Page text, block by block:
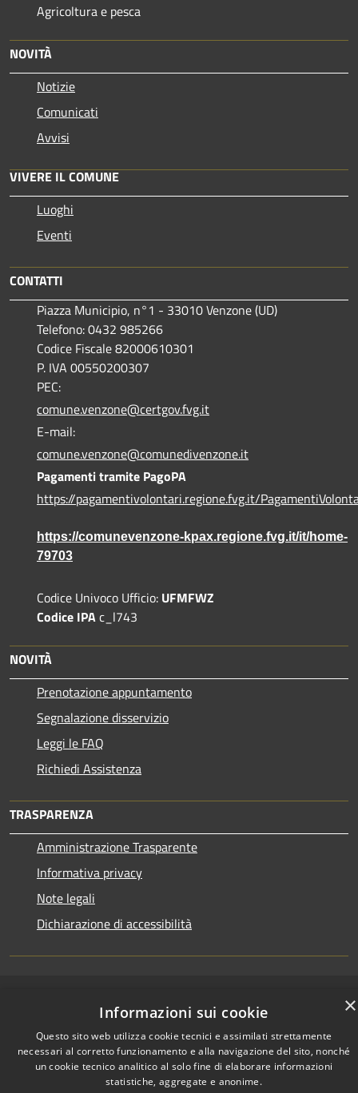
Agricoltura e pesca
NOVITÀ
Notizie
Comunicati
Avvisi
VIVERE IL COMUNE
Luoghi
Eventi
CONTATTI
Piazza Municipio, n°1 - 33010 Venzone (UD)
Telefono: 0432 985266
Codice Fiscale 82000610301
P. IVA 00550200307
PEC:
comune.venzone@certgov.fvg.it
E-mail:
comune.venzone@comunedivenzone.it
Pagamenti tramite PagoPA
https://pagamentivolontari.regione.fvg.it/
https://comunevenzone-kpax.regione.fvg.it/it/home-
79703
Codice Univoco Ufficio: UFMFWZ
Codice IPAc_l743
NOVITÀ
Prenotazione appuntamento
Segnalazione disservizio
Leggi le FAQ
Richiedi Assistenza
TRASPARENZA
Amministrazione Trasparente
Informativa privacy
Note legali
Dichiarazione di accessibilità
Privacy
Cookie
Copyright © 2026 • Town of •
Municipium
Admin access
×
Informazioni sui cookie
Questo sito web utilizza cookie tecnici e assimilati strettamente
necessari al corretto funzionamento e alla navigazione del sito, nonché
un cookie tecnico analitico al solo fine di elaborare informazioni
statistiche, aggregate e anonime.